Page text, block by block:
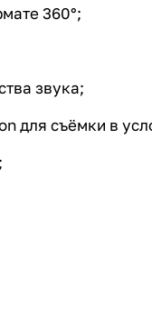
360°;
звука;
съёмки в